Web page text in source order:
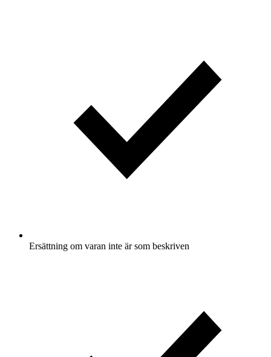
Ersättning om varan inte är som beskriven